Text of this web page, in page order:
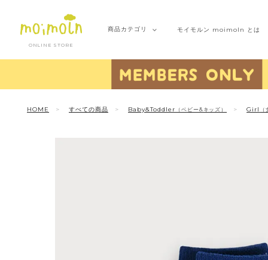
ONLINE STORE
商品カテゴリ モイモルン moimoln とは
HOME すべての商品 Baby&Toddler （ベビー&キッズ） Girl